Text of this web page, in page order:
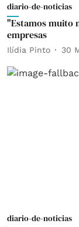
diario-de-noticias
"Estamos muito
empresas
Ilídia Pinto 30
diario-de-noticias